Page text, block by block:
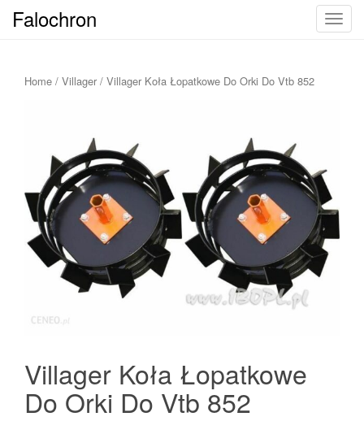
T
g
a
Falochron
Home / Villager / Villager Koła Łopatkowe Do Orki Do Vtb 852
Villager Koła Łopatkowe
Do Orki Do Vtb 852